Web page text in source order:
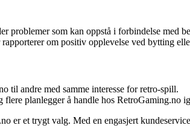
problemer som kan oppstå i forbindelse med
om positiv opplevelse ved bytting
til andre med samme interesse for retro-spill.
planlegger å handle hos RetroGaming.no
er et trygt valg. Med en engasjert